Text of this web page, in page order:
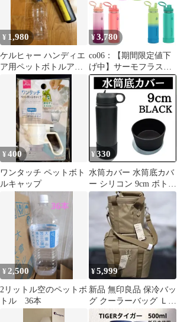
¥ 1,980
ケルヒャー ハンディエ
ア用ペットボトルアダ
¥3,780
co06：【期間限定値下
げ中】サーモフラスク
コストコ 水筒 真空断熱
ステンレスボトル
0.71L 2本セット コスト
コ 可愛い カラフル 本
体
¥400
ワンタッチ ペットボト
ルキャップ
¥330
水筒カバー 水筒底カバ
ー シリコン 9cm ボトル
底カバー 黒 落下防止
¥ 2,500
2リットル空のペットボ
トル 36本
¥5,999
新品 無印良品 保冷バッ
グ クーラーバッグ Ｌ
Ｍ ２セット ベージュ